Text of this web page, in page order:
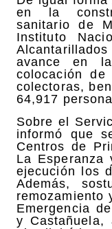
en la
sanitario de
Instituto
avance en
colocación
colectoras,
64,917
Sobre el
informó que
Centros de
La Esperanza
ejecución los
Además,
remozamiento
Emergencia
y Castañuela,